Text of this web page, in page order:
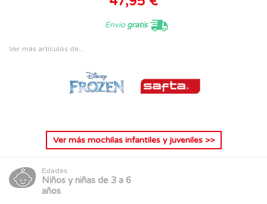
Envíogratis
Ver más artículos de...
Ver más mochilas infantiles y juveniles>>
Edades
Niños y niñas de 3 a 6
años